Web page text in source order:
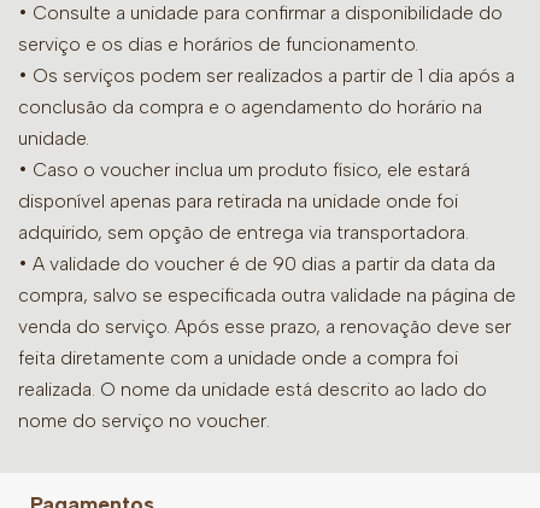
• Consulte a unidade para confirmar a disponibilidade do
serviço e os dias e horários de funcionamento.
• Os serviços podem ser realizados a partir de 1 dia após a
conclusão da compra e o agendamento do horário na
unidade.
• Caso o voucher inclua um produto físico, ele estará
disponível apenas para retirada na unidade onde foi
adquirido, sem opção de entrega via transportadora.
• A validade do voucher é de 90 dias a partir da data da
compra, salvo se especificada outra validade na página de
venda do serviço. Após esse prazo, a renovação deve ser
feita diretamente com a unidade onde a compra foi
realizada. O nome da unidade está descrito ao lado do
nome do serviço no voucher.